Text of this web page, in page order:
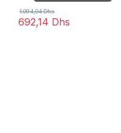
692,14 Dhs
1.094,04Dhs